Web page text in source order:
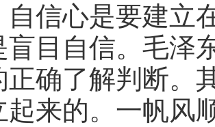
自信心是要建立
盲目自信。毛泽
正确了解判断。
起来的。一帆风